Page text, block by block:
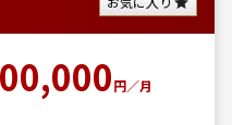
円／月